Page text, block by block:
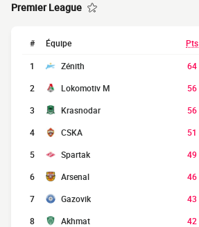
Premier League
# Équipe Pts
1 Zénith 64
2 Lokomotiv M 56
3 Krasnodar 56
4 CSKA 51
5 Spartak 49
6 Arsenal 46
7 Gazovik 43
8 Akhmat 42